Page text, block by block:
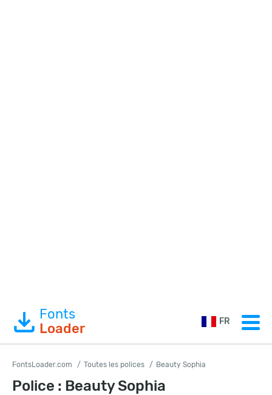
Fonts
Loader
FR
FontsLoader.com Toutes les polices Beauty Sophia
Police : Beauty Sophia